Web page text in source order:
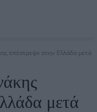
επέστρεψε στην Ελλάδα μετά
μετά